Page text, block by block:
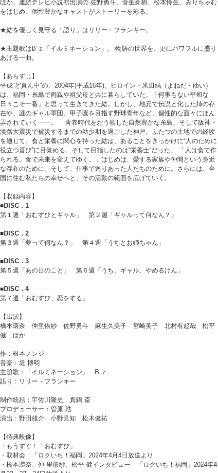
ほか、連続テレビ小説初出演の 佐野勇斗、菅生新樹、松本怜生、みりちゃむ
をはじめ、個性豊かなキャストがストーリーを彩る。
★結を優しく見守る「語り」はリリー・フランキー。
★主題歌はB’ｚ「イルミネーション」。 物語の世界を、更にパワフルに盛り
あげる一曲。
【あらすじ】
平成“ど真ん中”の、2004年(平成16年)。ヒロイン・米田結（よねだ・ゆい）
は、福岡・糸島で両親や祖父母と共に暮らしていた。「何事もない平和な
日々こそ一番」と思って生きてきた結。しかし、地元で伝説と化した姉の存
在や、謎のギャル軍団、甲子園を目指す野球青年など、個性的な面々にほん
弄されていく――。 青春時代をおう歌した自然豊かな糸島、そして阪神・
淡路大震災で被災するまでの幼少期を過ごした神戸。ふたつの土地での経験
を通じて、食と栄養に関心を持った結は、あることをきっかけに“人のために
役立つ喜び”に目覚める。そして目指したのは“栄養士”だった。 「人は食で作
られる。食で未来を変えてゆく。」はじめは、愛する家族や仲間という身近
な存在のために。そして、仕事で巡りあった人たちのために。さらには、全
国に住む私たちの幸せへと、その活動の範囲を広げていく。
【収録内容】
■DISC．1
第１週「おむすびとギャル」 第２週「ギャルって何なん？」
■DISC．2
第３週「夢って何なん？」 第４週「うちとお姉ちゃん」
■DISC．3
第５週「あの日のこと」 第６週「うち、ギャル、やめるけん」
■DISC．4
第７週「おむすび、恋をする」
【出演】
橋本環奈 仲里依紗 佐野勇斗 麻生久美子 宮崎美子 北村有起哉 松平
健 ほか
作：根本ノンジ
音楽：堤 博明
主題歌：「イルミネーション」 B’ｚ
語り：リリー・フランキー
制作統括：宇佐川隆史 真鍋 斎
プロデューサー：管原 浩
演出：野田雄介 小野見知 松木健祐
【特典映像】
・もうすぐ！「おむすび」
・取材会 「ロクいち！福岡」2024年4月4日放送より
・橋本環奈、仲 里依紗、松平 健インタビュー 「ロクいち！福岡」2024年4